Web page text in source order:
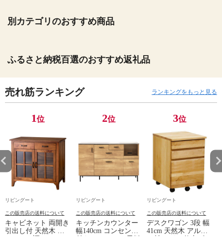
別カテゴリのおすすめ商品
ふるさと納税百選のおすすめ返礼品
売れ筋ランキング ランキングをもっと見る
1位
リビングート
この販売店の送料について
キャビネット 両開き
引出し付 天然木 エ
2位
リビングート
この販売店の送料について
キッチンカウンター
幅140cm コンセント
3位
リビングート
この販売店の送料について
デスクワゴン 3段 幅
41cm 天然木 アルダ